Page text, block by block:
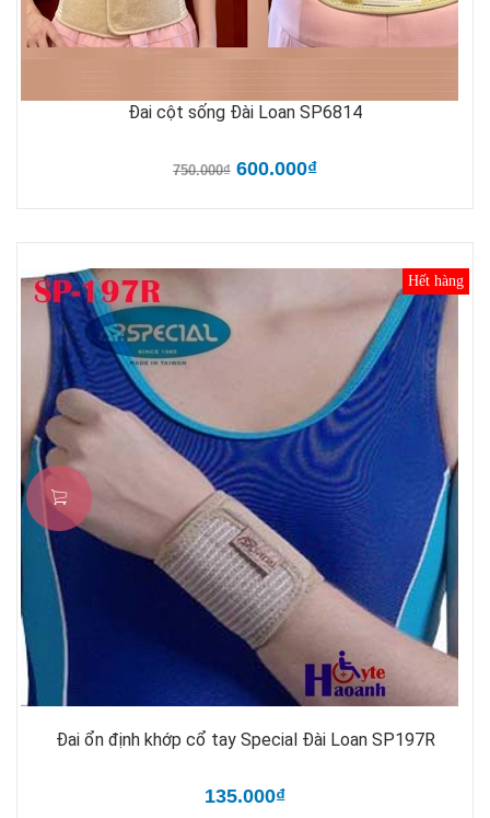
Đai cột sống Đài Loan SP6814
750.000₫ 600.000₫
Hết hàng
Đai ổn định khớp cổ tay Special Đài Loan SP197R
135.000₫